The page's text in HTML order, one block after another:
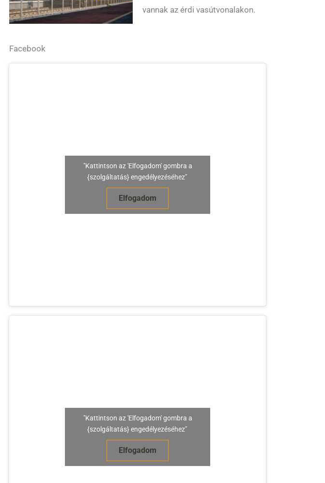
vannak az érdi vasútvonalakon.
Facebook
"Kattintson az 'Elfogadom' gombra a
{szolgáltatás} engedélyezéséhez"
Elfogadom
"Kattintson az 'Elfogadom' gombra a
{szolgáltatás} engedélyezéséhez"
Elfogadom